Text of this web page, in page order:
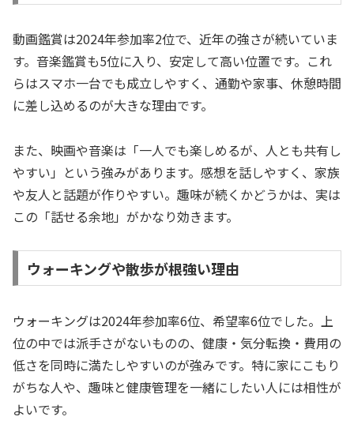
動画鑑賞は2024年参加率2位で、近年の強さが続いていま
す。音楽鑑賞も5位に入り、安定して高い位置です。これ
らはスマホ一台でも成立しやすく、通勤や家事、休憩時間
に差し込めるのが大きな理由です。
また、映画や音楽は「一人でも楽しめるが、人とも共有し
やすい」という強みがあります。感想を話しやすく、家族
や友人と話題が作りやすい。趣味が続くかどうかは、実は
この「話せる余地」がかなり効きます。
ウォーキングや散歩が根強い理由
ウォーキングは2024年参加率6位、希望率6位でした。上
位の中では派手さがないものの、健康・気分転換・費用の
低さを同時に満たしやすいのが強みです。特に家にこもり
がちな人や、趣味と健康管理を一緒にしたい人には相性が
よいです。